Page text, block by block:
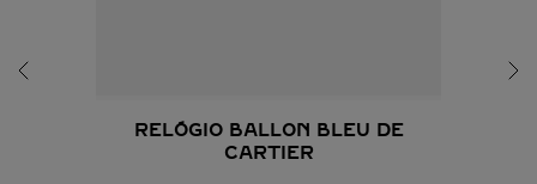
RELÓGIO BALLON BLEU DE
CARTIER